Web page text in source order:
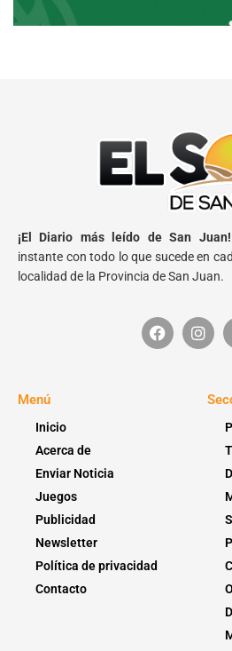
¡El Diario más leído de San Juan!
instante con todo lo que sucede en
localidad de la Provincia de San Juan.
Menú
Inicio
Acerca de
Enviar Noticia
Juegos
Publicidad
Newsletter
Política de privacidad
Contacto